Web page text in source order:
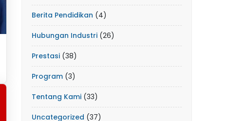
Berita Pendidikan (4)
Hubungan Industri (26)
Prestasi (38)
Program (3)
Tentang Kami (33)
Uncategorized (37)